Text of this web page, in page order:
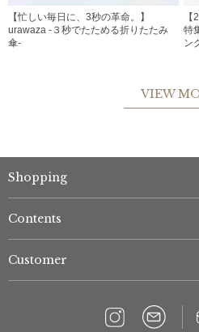
【忙しい毎日に、3秒の革命。】
urawaza -３秒でたためる折りたたみ
傘-
特
ン
VIEW
Shopping
Contents
Customer